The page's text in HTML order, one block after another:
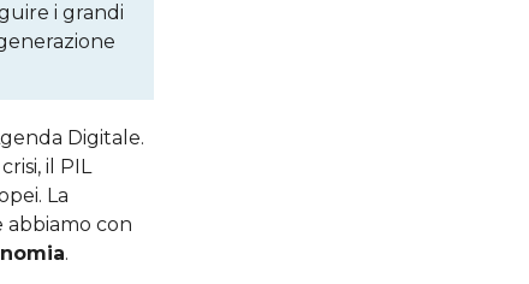
i grandi
Digitale.
il PIL
La
abbiamo con
.